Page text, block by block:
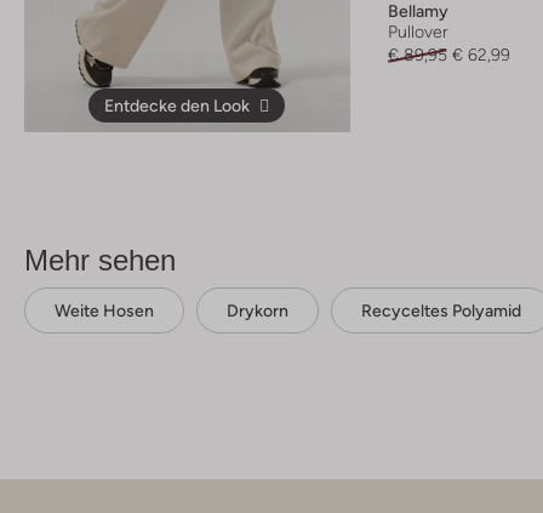
Entdecke den Look
Bellamy
Pullover
€ 89,95 € 62,99
Mehr sehen
Weite Hosen Drykorn Recyceltes Polyamid